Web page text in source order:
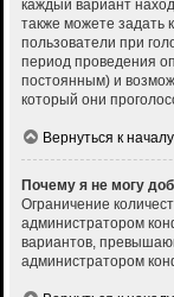
каждый вариант
также можете задать
пользователи при
период проведения
постоянным) и
который они
Вернуться к началу
Почему я не могу
Ограничение
администратором
вариантов,
администратором